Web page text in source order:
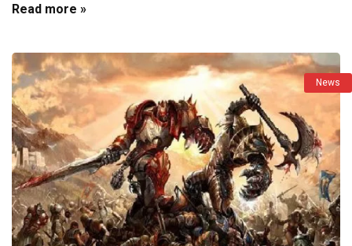
Read more »
News